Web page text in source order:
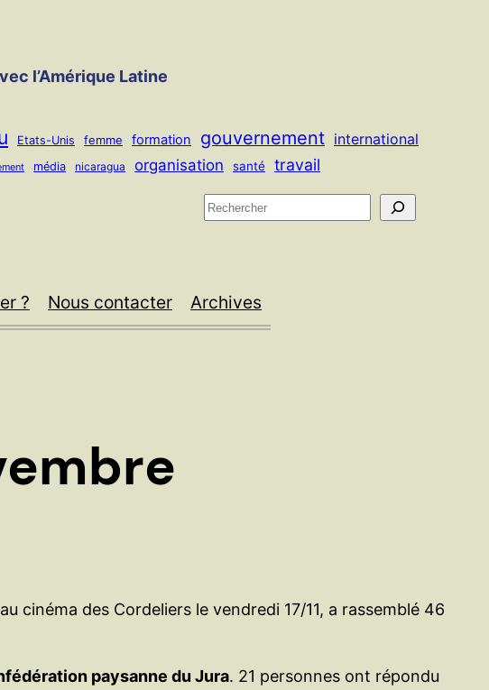
l’Amérique Latine
Etats-Unis femme formation gouvernement international
média nicaragua organisation santé travail
R
e
r
? Nous contacter Archives
cinéma des Cordeliers le vendredi 17/11, a rassemblé 46
paysanne du Jura. 21 personnes ont répondu